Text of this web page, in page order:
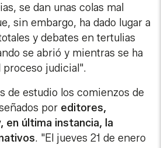
se dan unas colas mal
sin embargo, ha dado lugar a
y debates en tertulias
se abrió y mientras se ha
proceso judicial".
de estudio los comienzos de
por editores,
última instancia, la
. "El jueves 21 de enero